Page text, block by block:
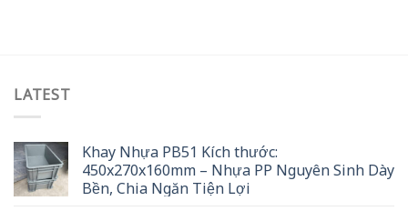
LATEST
Khay Nhựa PB51 Kích thước:
450x270x160mm – Nhựa PP Nguyên Sinh Dày
Bền, Chia Ngăn Tiện Lợi